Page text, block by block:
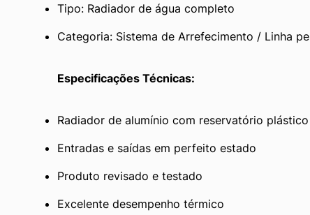
Tipo: Radiador de água completo
Categoria: Sistema de Arrefecimento / Linha
Especificações Técnicas:
Radiador de alumínio com reservatório
Entradas e saídas em perfeito estado
Produto revisado e testado
Excelente desempenho térmico